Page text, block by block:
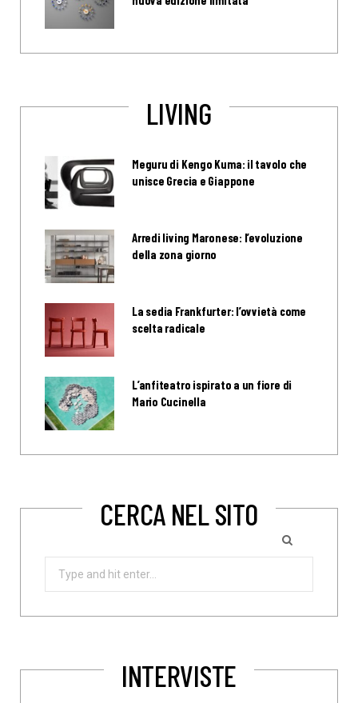
LIVING
Meguru di Kengo Kuma: il tavolo che
unisce Grecia e Giappone
Arredi living Maronese: l’evoluzione
della zona giorno
La sedia Frankfurter: l’ovvietà come
scelta radicale
L’anfiteatro ispirato a un fiore di
Mario Cucinella
CERCA NEL SITO
Search
INTERVISTE